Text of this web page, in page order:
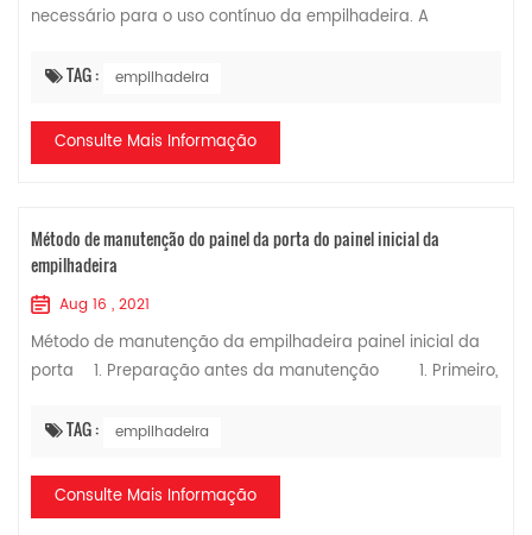
necessário para o uso contínuo da empilhadeira. A
categorias, a saber, manutenção diária, manutenção p...
TAG : empilhadeira
Consulte Mais Informação
Método de manutenção do painel da porta do painel inicial da
empilhadeira
Aug 16 , 2021
Método de manutenção da empilhadeira painel inicial da
porta 1. Preparação antes da manutenção 1. Primeiro,
na superfície da placa da bagage...
TAG : empilhadeira
Consulte Mais Informação